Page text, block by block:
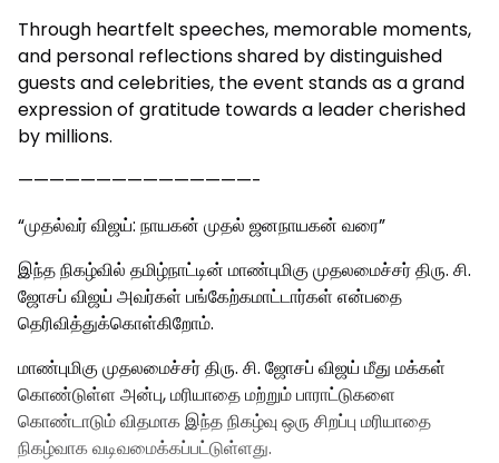
Through heartfelt speeches, memorable moments,
and personal reflections shared by distinguished
guests and celebrities, the event stands as a grand
expression of gratitude towards a leader cherished
by millions.
———————————————-
“முதல்வர் விஜய்: நாயகன் முதல் ஜனநாயகன் வரை”
இந்த நிகழ்வில் தமிழ்நாட்டின் மாண்புமிகு முதலமைச்சர் திரு. சி.
ஜோசப் விஜய் அவர்கள் பங்கேற்கமாட்டார்கள் என்பதை
தெரிவித்துக்கொள்கிறோம்.
மாண்புமிகு முதலமைச்சர் திரு. சி. ஜோசப் விஜய் மீது மக்கள்
கொண்டுள்ள அன்பு, மரியாதை மற்றும் பாராட்டுகளை
கொண்டாடும் விதமாக இந்த நிகழ்வு ஒரு சிறப்பு மரியாதை
நிகழ்வாக வடிவமைக்கப்பட்டுள்ளது.